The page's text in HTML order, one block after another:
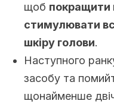
щоб покращити
стимулювати
шкіру голови.
Наступного
засобу та
щонайменше